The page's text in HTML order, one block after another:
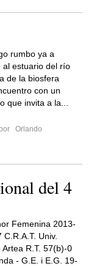
rumbo ya a
al estuario del río
de la biosfera
con un
que invita a la...
Orlando
del 4
Femenina 2013-
Univ.
R.T. 57(b)-0
- G.E. i E.G. 19-